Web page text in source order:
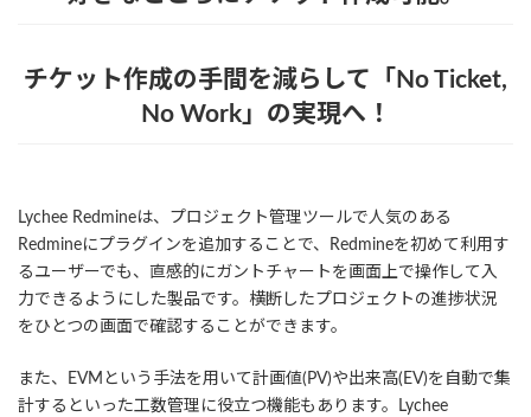
チケット作成の手間を減らして「No Ticket,
No Work」の実現へ！
Lychee Redmineは、プロジェクト管理ツールで人気のある
Redmineにプラグインを追加することで、Redmineを初めて利用す
るユーザーでも、直感的にガントチャートを画面上で操作して入
力できるようにした製品です。横断したプロジェクトの進捗状況
をひとつの画面で確認することができます。
また、EVMという手法を用いて計画値(PV)や出来高(EV)を自動で集
計するといった工数管理に役立つ機能もあります。Lychee